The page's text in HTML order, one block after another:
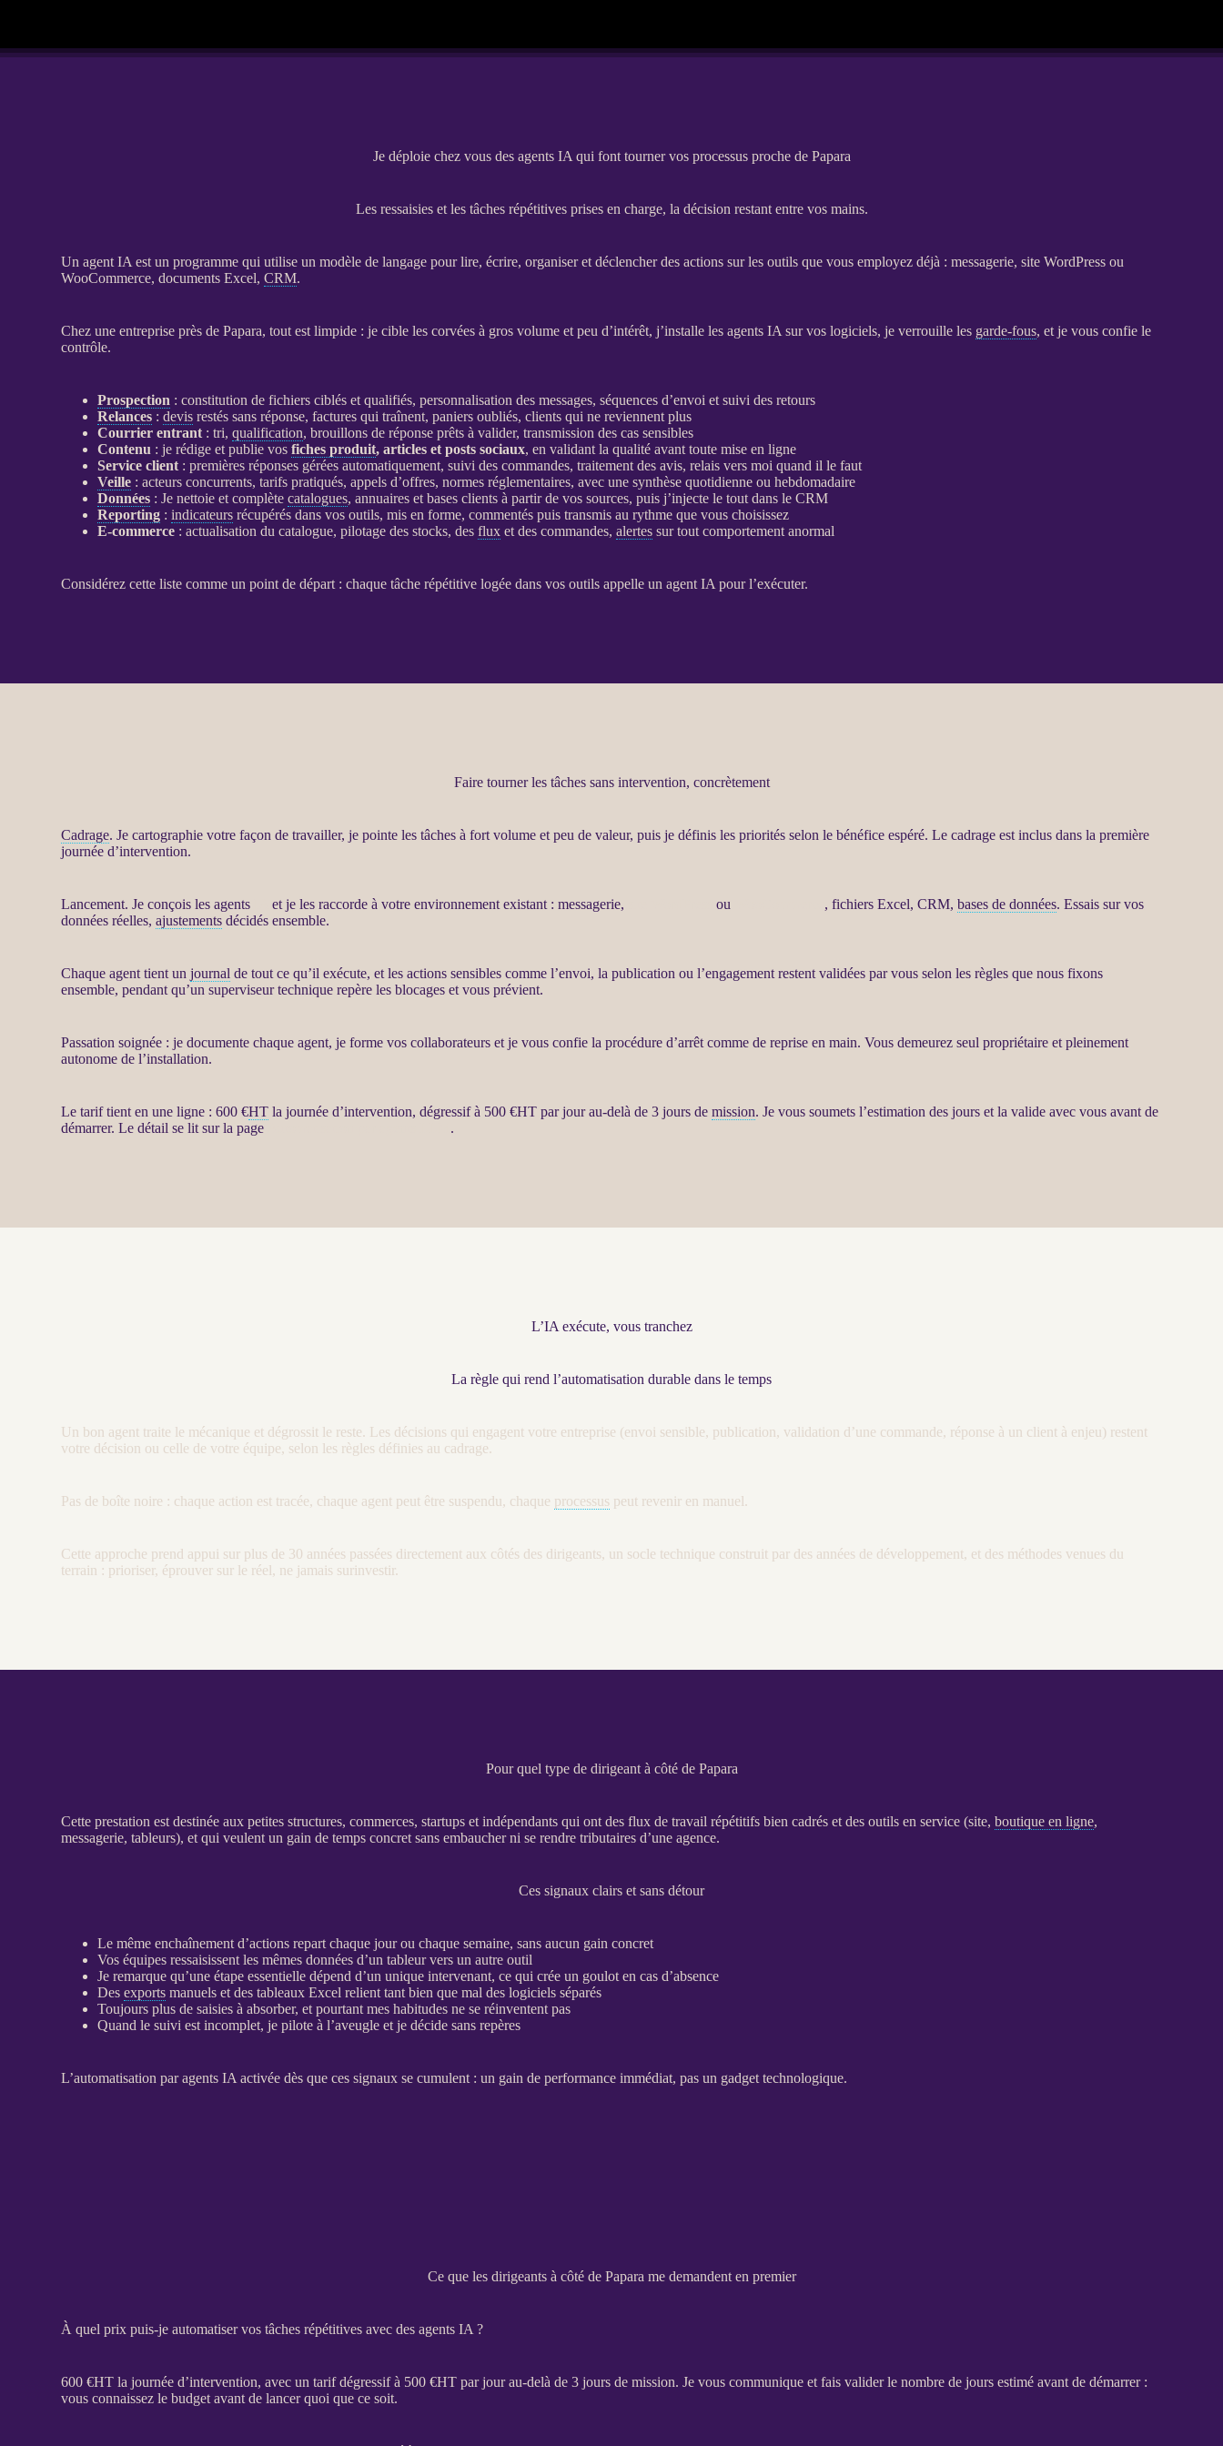
Je déploie chez vous des agents IA qui font tourner vos processus proche de Papara
Les ressaisies et les tâches répétitives prises en charge, la décision restant entre vos mains.
Unagent IA est un programme qui utilise un modèle de langage pour lire, écrire, organiser et déclencher des actions sur les outils que vous employez déjà : messagerie,site WordPress ou
WooCommerce, documents Excel,CRM.
Chez une entreprise près de Papara, tout est limpide : je cible les corvées à gros volume et peu d’intérêt, j’installe lesagents IA sur vos logiciels, je verrouille les garde-fous, et je vous confie le
contrôle.
Prospection : constitution de fichiers ciblés et qualifiés, personnalisation des messages, séquences d’envoi et suivi des retours
Relances :devis restés sans réponse, factures qui traînent, paniers oubliés, clients qui ne reviennent plus
Courrier entrant : tri,qualification, brouillons de réponse prêts à valider, transmission des cas sensibles
Contenu : je rédige et publie vosfiches produit, articles et posts sociaux, en validant la qualité avant toute mise en ligne
Service client : premières réponses gérées automatiquement, suivi des commandes, traitement des avis, relais vers moi quand il le faut
Veille : acteurs concurrents, tarifs pratiqués, appels d’offres, normes réglementaires, avec une synthèse quotidienne ou hebdomadaire
Données : Je nettoie et complètecatalogues, annuaires et bases clients à partir de vos sources, puis j’injecte le tout dans leCRM
Reporting :indicateurs récupérés dans vos outils, mis en forme, commentés puis transmis au rythme que vous choisissez
E-commerce : actualisation ducatalogue,pilotage des stocks, desflux et des commandes,alertes sur tout comportement anormal
Considérez cette liste comme un point de départ : chaque tâche répétitive logée dans vos outils appelle unagent IA pour l’exécuter.
Faire tourner les tâches sans intervention, concrètement
Cadrage. Je cartographie votre façon de travailler, je pointe les tâches à fort volume et peu de valeur, puis je définis les priorités selon le bénéfice espéré. Lecadrage est inclus dans la première
journée d’intervention.
Lancement. Je conçois lesagents et je les raccorde à votre environnement existant : messagerie, ou , fichiers Excel,CRM,bases de données. Essais sur vos
données réelles,ajustements décidés ensemble.
Chaqueagent tient unjournal de tout ce qu’il exécute, et les actions sensibles comme l’envoi, la publication ou l’engagement restent validées par vous selon les règles que nous fixons
ensemble, pendant qu’un superviseur technique repère les blocages et vous prévient.
Passation soignée : je documente chaqueagent, je forme vos collaborateurs et je vous confie la procédure d’arrêt comme de reprise en main. Vous demeurez seul propriétaire et pleinement
autonome de l’installation.
Le tarif tient en une ligne : 600 €HT la journée d’intervention, dégressif à 500 €HT par jour au-delà de 3 jours demission. Je vous soumets l’estimation des jours et la valide avec vous avant de
démarrer. Le détail se lit sur la page
.
L’IA exécute, vous tranchez
La règle qui rend l’automatisation durable dans le temps
Un bon agent traite le mécanique et dégrossit le reste. Les décisions qui engagent votre entreprise (envoi sensible, publication, validation d’une commande, réponse à un client à enjeu) restent
votre décision ou celle de votre équipe, selon les règles définies au cadrage.
Pas de boîte noire : chaque action est tracée, chaque agent peut être suspendu, chaque processus peut revenir en manuel.
Cette approche prend appui sur plus de 30 années passées directement aux côtés des dirigeants, un socle technique construit par des années de développement, et des méthodes venues du
terrain : prioriser, éprouver sur le réel, ne jamais surinvestir.
Pour quel type de dirigeant à côté de Papara
Cette prestation est destinée aux petites structures, commerces, startups et indépendants qui ont desflux de travail répétitifs bien cadrés et des outils en service (site,boutique en ligne,
messagerie, tableurs), et qui veulent un gain de temps concret sans embaucher ni se rendre tributaires d’une agence.
Ces signaux clairs et sans détour
Le même enchaînement d’actions repart chaque jour ou chaque semaine, sans aucun gain concret
Vos équipes ressaisissent les mêmesdonnées d’un tableur vers un autre outil
Je remarque qu’une étape essentielle dépend d’un unique intervenant, ce qui crée un goulot en cas d’absence
Desexports manuels et des tableaux Excel relient tant bien que mal des logiciels séparés
Toujours plus de saisies à absorber, et pourtant mes habitudes ne se réinventent pas
Quand le suivi est incomplet, je pilote à l’aveugle et je décide sans repères
L’automatisation paragents IA activée dès que ces signaux se cumulent : un gain de performance immédiat, pas un gadget technologique.
Ce que les dirigeants à côté de Papara me demandent en premier
À quel prix puis-je automatiser vos tâches répétitives avec des agents IA ?
600 €HT la journée d’intervention, avec un tarif dégressif à 500 €HT par jour au-delà de 3 jours demission. Je vous communique et fais valider le nombre de jours estimé avant de démarrer :
vous connaissez le budget avant de lancer quoi que ce soit.